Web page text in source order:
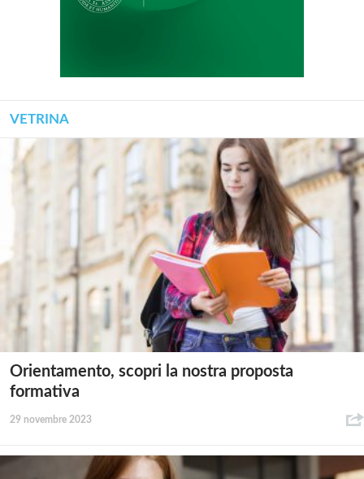
VETRINA
Orientamento, scopri la nostra proposta
formativa
29 novembre 2023